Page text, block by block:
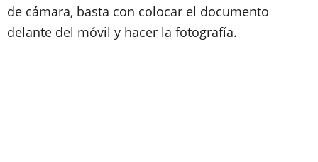
de cámara, basta con colocar el documento
delante del móvil y hacer la fotografía.